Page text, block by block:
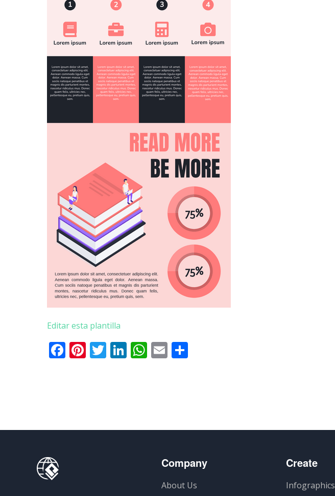
Editar esta plantilla
Facebook
Pinterest
Twitter
LinkedIn
WhatsApp
Email
Company
About Us
Create
Infographics